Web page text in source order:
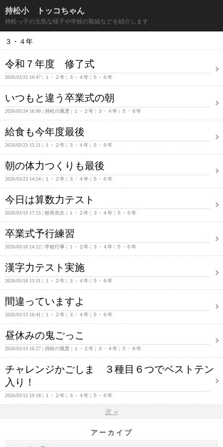
持松小 トッコちゃん
持松っ子の元気な様子や学校の取組などを紹介します
３・４年
令和７年度 修了式
2026/03/25 16:47 １・２年 ３・４年 ５・６年
いつもと違う卒業式の朝
2026/03/24 16:00 持松の風景 １・２年 ３・４年 ５・６年
給食も今年度最後
2026/03/23 15:21 １・２年 ３・４年 ５・６年
朝の体力つくりも最後
2026/03/23 14:54 １・２年 ３・４年 ５・６年
今日は算数力テスト
2026/03/19 17:15 校長先生 １・２年 ３・４年 ５・６年
卒業式予行練習
2026/03/18 14:12 学校行事 １・２年 ３・４年 ５・６年
漢字力テスト実施
2026/03/18 13:31 １・２年 ３・４年 ５・６年
間違っていますよ
2026/03/13 16:41 １・２年 ３・４年 ５・６年
昼休みの鬼ごっこ
2026/03/13 16:27 持松の風景 １・２年 ３・４年 ５・６年
チャレンジかごしま ３種目６つでベストテン
入り！
2026/03/12 19:18 １・２年 ３・４年 ５・６年
次 »
アーカイブ